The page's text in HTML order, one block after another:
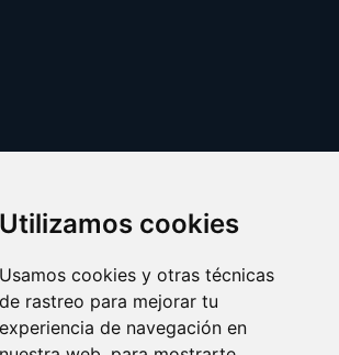
Utilizamos cookies
Usamos cookies y otras técnicas
de rastreo para mejorar tu
experiencia de navegación en
cookies preferences
2025 eldiadelfindelmundo.es